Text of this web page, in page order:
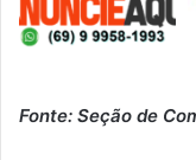
Fonte: Seção de